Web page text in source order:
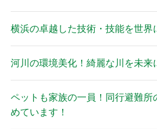
横浜の卓越した技術・技能を世界
河川の環境美化！綺麗な川を未来
ペットも家族の一員！同行避難所
めています！